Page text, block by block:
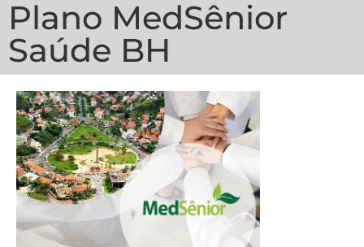
Plano MedSênior
Saúde BH